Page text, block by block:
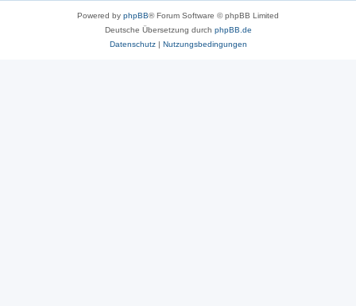
Powered by phpBB® Forum Software © phpBB Limited
Deutsche Übersetzung durch phpBB.de
Datenschutz| Nutzungsbedingungen